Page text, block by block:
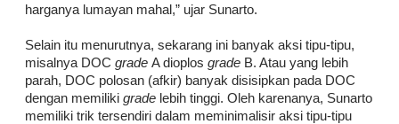
harganya lumayan mahal,” ujar Sunarto.
Selain itu menurutnya, sekarang ini banyak aksi tipu-tipu,
misalnya DOC grade A dioplos grade B. Atau yang lebih
parah, DOC polosan (afkir) banyak disisipkan pada DOC
dengan memiliki grade lebih tinggi. Oleh karenanya, Sunarto
memiliki trik tersendiri dalam meminimalisir aksi tipu-tipu